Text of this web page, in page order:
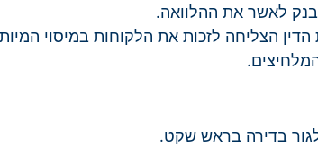
לאשר את ההלוואה.
הצליחה לזכות את הלקוחות במיסוי
בדירה בראש שקט.